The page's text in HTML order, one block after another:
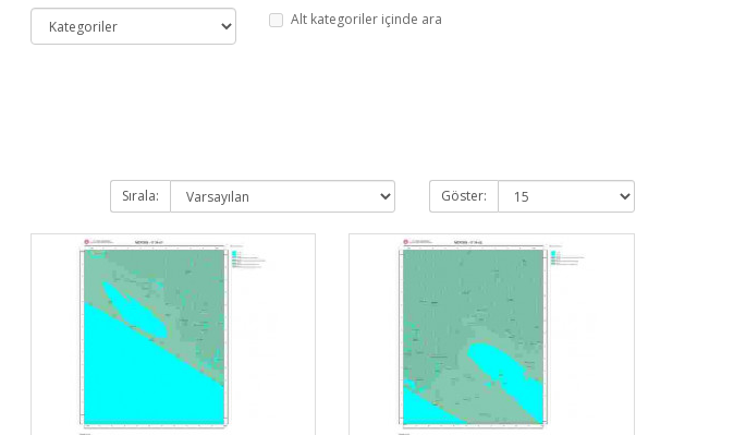
Alt kategoriler içinde ara
Sırala: Göster: